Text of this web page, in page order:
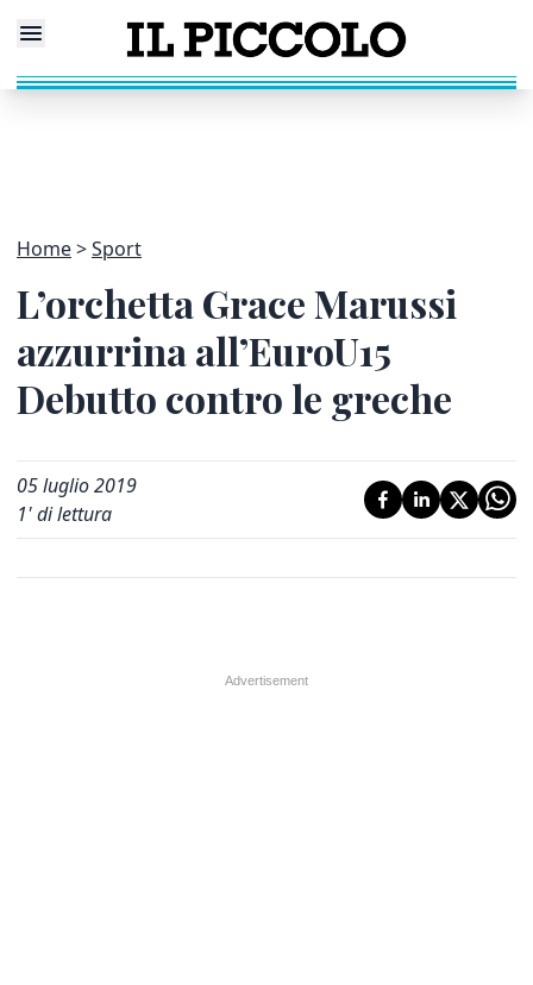
Home Sport
L’orchetta Grace Marussi
azzurrina all’EuroU15
Debutto contro le greche
05 luglio 2019
1' di lettura